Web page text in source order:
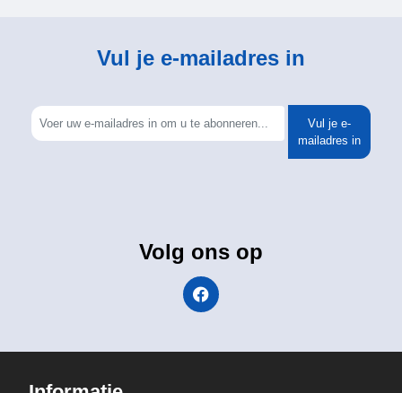
Vul je e-mailadres in
Vul je e-
mailadres in
Volg ons op